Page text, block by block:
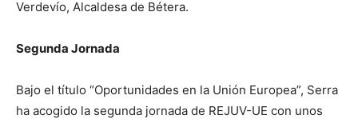
Verdevío, Alcaldesa de Bétera.
Segunda Jornada
Bajo el título “Oportunidades en la Unión Europea”, Serra
ha acogido la segunda jornada de REJUV-UE con unos